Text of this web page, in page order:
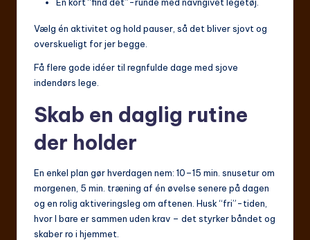
Vælg én aktivitet og hold pauser, så det bliver sjovt og
overskueligt for jer begge.
Få flere gode idéer til regnfulde dage med sjove
indendørs lege.
Skab en daglig rutine
der holder
En enkel plan gør hverdagen nem: 10–15 min. snusetur om
morgenen, 5 min. træning af én øvelse senere på dagen
og en rolig aktiveringsleg om aftenen. Husk “fri”-tiden,
hvor I bare er sammen uden krav – det styrker båndet og
skaber ro i hjemmet.